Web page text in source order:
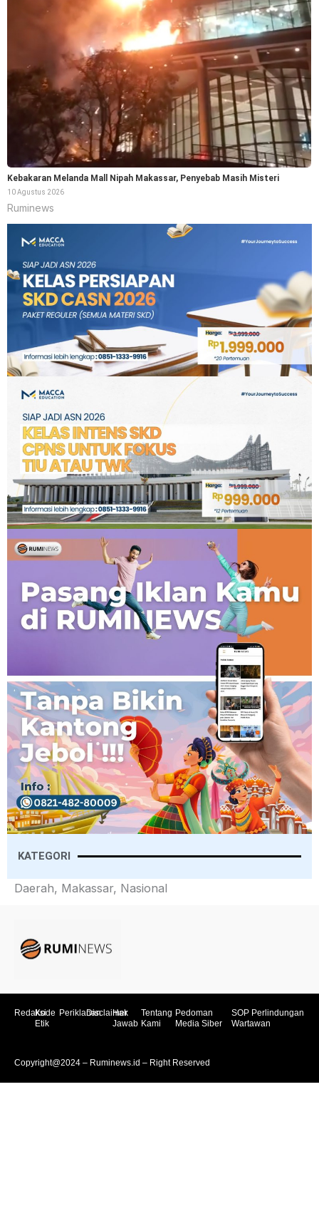
Kebakaran Melanda Mall Nipah Makassar, Penyebab Masih Misteri
10 Agustus 2026
Ruminews
KATEGORI
Daerah, Makassar, Nasional
RedaksiKode
Etik
PeriklananDisclaimer
Hak
Jawab
Tentang
Kami
Pedoman
Media Siber
SOP Perlindungan
Wartawan
Copyright@2024 – Ruminews.id – Right Reserved